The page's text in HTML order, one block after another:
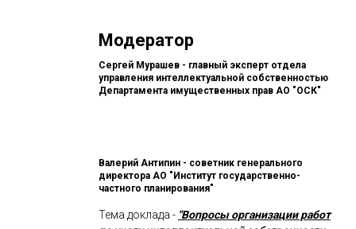
Модератор
Сергей Мурашев - главный эксперт отдела
управления интеллектуальной собственностью
Департамента имущественных прав АО "ОСК"
Валерий Антипин - советник генерального
директора АО "Институт государственно-
частного планирования"
Тема доклада - "Вопросы организации работ